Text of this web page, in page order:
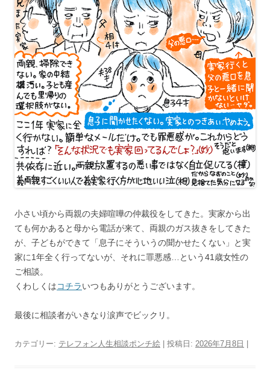
小さい頃から両親の夫婦喧嘩の仲裁役をしてきた。実家から出
ても何かあると母から電話が来て、両親のガス抜きをしてきた
が、子どもができて「息子にそういうの聞かせたくない」と実
家に1年全く行ってないが、それに罪悪感…という41歳女性の
ご相談。
くわしくはコチラいつもありがとうございます。
最後に相談者がいきなり涙声でビックリ。
カテゴリー: テレフォン人生相談ポンチ絵 | 投稿日: 2026年7月8日